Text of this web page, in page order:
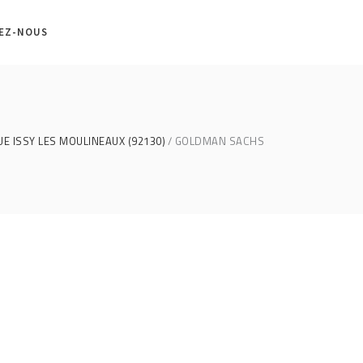
NOUS
ISSY LES MOULINEAUX (92130) GOLDMAN SACHS